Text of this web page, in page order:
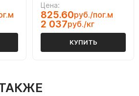
Цена:
825.60руб./пог.м
2 037руб./кг
КУПИТЬ